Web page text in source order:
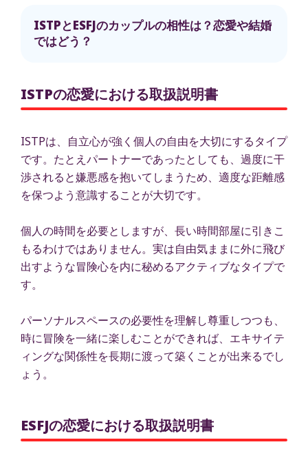
ISTPとESFJのカップルの相性は？恋愛や結婚
ではどう？
ISTPの恋愛における取扱説明書
ISTPは、自立心が強く個人の自由を大切にするタイプ
です。たとえパートナーであったとしても、過度に干
渉されると嫌悪感を抱いてしまうため、適度な距離感
を保つよう意識することが大切です。
個人の時間を必要としますが、長い時間部屋に引きこ
もるわけではありません。実は自由気ままに外に飛び
出すような冒険心を内に秘めるアクティブなタイプで
す。
パーソナルスペースの必要性を理解し尊重しつつも、
時に冒険を一緒に楽しむことができれば、エキサイテ
ィングな関係性を長期に渡って築くことが出来るでし
ょう。
ESFJの恋愛における取扱説明書